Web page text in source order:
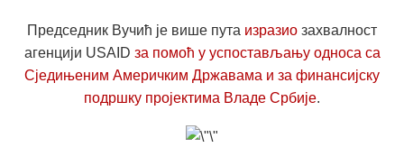
Председник Вучић је више пута изразио захвалност
агенцији USAID за помоћ у успостављању односа са
Сједињеним Америчким Државама и за финансијску
подршку пројектима Владе Србије.